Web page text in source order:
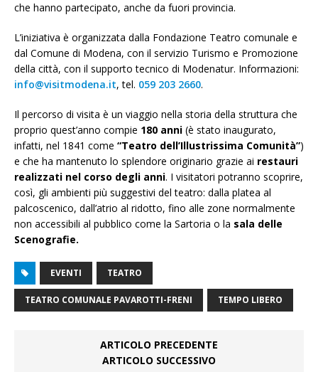
che hanno partecipato, anche da fuori provincia.
L’iniziativa è organizzata dalla Fondazione Teatro comunale e
dal Comune di Modena, con il servizio Turismo e Promozione
della città, con il supporto tecnico di Modenatur. Informazioni:
info@visitmodena.it, tel. 059 203 2660.
Il percorso di visita è un viaggio nella storia della struttura che
proprio quest’anno compie 180 anni (è stato inaugurato,
infatti, nel 1841 come “Teatro dell’Illustrissima Comunità”)
e che ha mantenuto lo splendore originario grazie ai restauri
realizzati nel corso degli anni. I visitatori potranno scoprire,
così, gli ambienti più suggestivi del teatro: dalla platea al
palcoscenico, dall’atrio al ridotto, fino alle zone normalmente
non accessibili al pubblico come la Sartoria o la sala delle
Scenografie.
EVENTI TEATRO
TEATRO COMUNALE PAVAROTTI-FRENI TEMPO LIBERO
ARTICOLO PRECEDENTE
ARTICOLO SUCCESSIVO